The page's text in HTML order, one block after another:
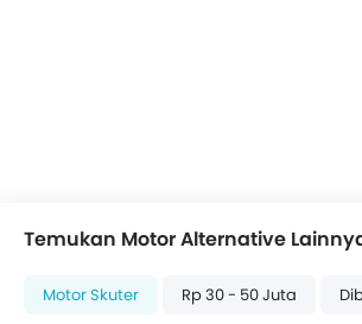
Temukan Motor Alternative
Motor Skuter Rp 30 - 50 Juta